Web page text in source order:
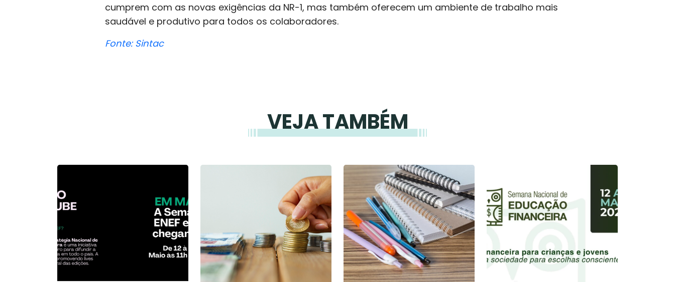
cumprem com as novas exigências da NR-1, mas também oferecem um ambiente de trabalho mais
saudável e produtivo para todos os colaboradores.
Fonte: Sintac
VEJA TAMBÉM